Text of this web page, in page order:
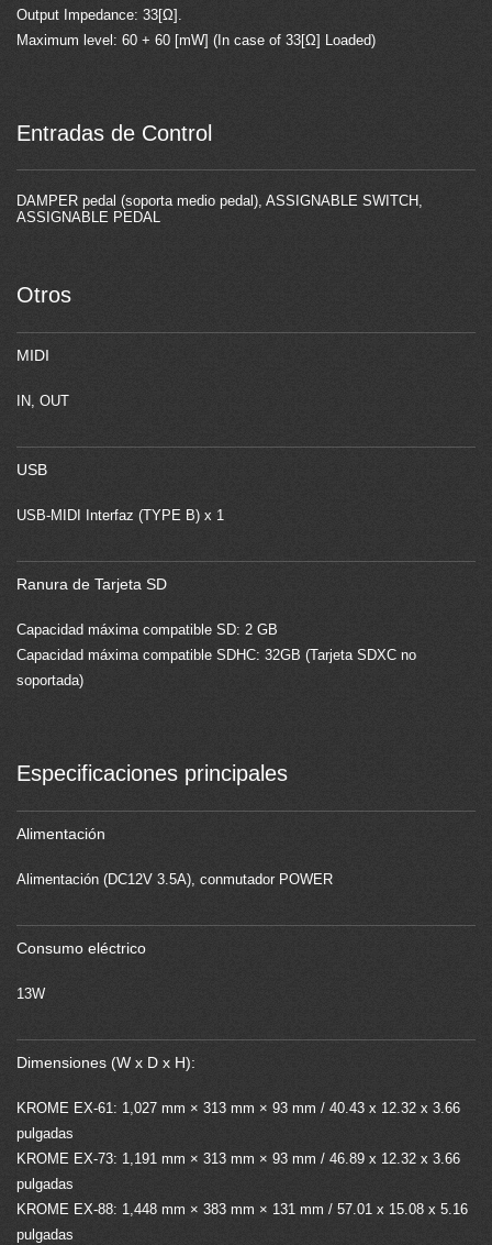
Output Impedance: 33[Ω].
Maximum level: 60 + 60 [mW] (In case of 33[Ω] Loaded)
Entradas de Control
DAMPER pedal (soporta medio pedal), ASSIGNABLE SWITCH,
ASSIGNABLE PEDAL
Otros
MIDI
IN, OUT
USB
USB-MIDI Interfaz (TYPE B) x 1
Ranura de Tarjeta SD
Capacidad máxima compatible SD: 2 GB
Capacidad máxima compatible SDHC: 32GB (Tarjeta SDXC no
soportada)
Especificaciones principales
Alimentación
Alimentación (DC12V 3.5A), conmutador POWER
Consumo eléctrico
13W
Dimensiones (W x D x H):
KROME EX-61: 1,027 mm × 313 mm × 93 mm / 40.43 x 12.32 x 3.66
pulgadas
KROME EX-73: 1,191 mm × 313 mm × 93 mm / 46.89 x 12.32 x 3.66
pulgadas
KROME EX-88: 1,448 mm × 383 mm × 131 mm / 57.01 x 15.08 x 5.16
pulgadas